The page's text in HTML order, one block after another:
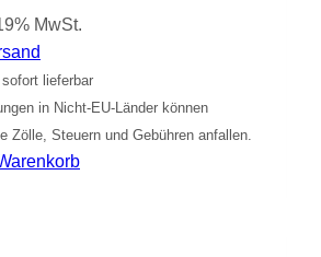
MwSt.
lieferbar
in Nicht-EU-Länder können
Zölle, Steuern und Gebühren anfallen.